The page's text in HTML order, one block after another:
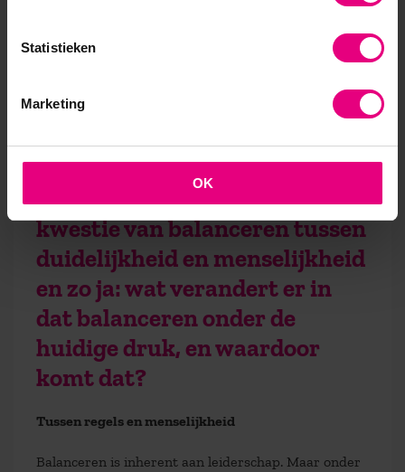
Statistieken
Marketing
OK
Strategie is uiteindelijk ook gewoon een vorm van
nieuwe dingen uit te proberen en mee te bewegen
in wat de huidige tijd vraagt. Juist onder druk
Is leiderschap niet altijd een
kwestie van balanceren tussen
duidelijkheid en menselijkheid
en zo ja: wat verandert er in
dat balanceren onder de
huidige druk, en waardoor
komt dat?
Tussen regels en menselijkheid
Balanceren is inherent aan leiderschap. Maar onder